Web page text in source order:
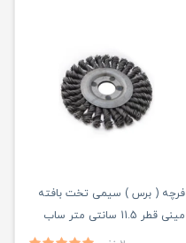
فرچه ( برس ) سیمی تخت بافته
مینی قطر 11.5 سانتی متر ساب
ایران ( کربلایی )